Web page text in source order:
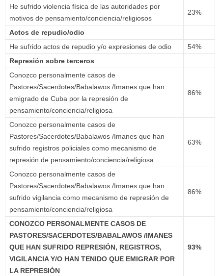
He sufrido violencia física de las autoridades por
motivos de pensamiento/conciencia/religiosos
23%
Actos de repudio/odio
He sufrido actos de repudio y/o expresiones de odio
54%
Represión sobre terceros
Conozco personalmente casos de
Pastores/Sacerdotes/Babalawos /Imanes que han
emigrado de Cuba por la represión de
pensamiento/conciencia/religiosa
86%
Conozco personalmente casos de
Pastores/Sacerdotes/Babalawos /Imanes que han
sufrido registros policiales como mecanismo de
represión de pensamiento/conciencia/religiosa
63%
Conozco personalmente casos de
Pastores/Sacerdotes/Babalawos /Imanes que han
sufrido vigilancia como mecanismo de represión de
pensamiento/conciencia/religiosa
86%
CONOZCO PERSONALMENTE CASOS DE
PASTORES/SACERDOTES/BABALAWOS /IMANES
QUE HAN SUFRIDO REPRESIÓN, REGISTROS,
VIGILANCIA Y/O HAN TENIDO QUE EMIGRAR POR
LA REPRESIÓN
93%